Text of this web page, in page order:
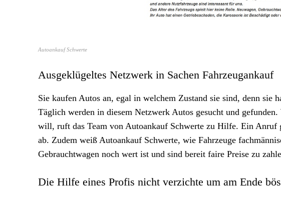
Autoankauf Schwerte
Ausgeklügeltes Netzwerk in Sachen Fahrzeugankauf
Sie kaufen Autos an, egal in welchem Zustand sie sind, denn sie
Täglich werden in diesem Netzwerk Autos gesucht und
will, ruft das Team von Autoankauf Schwerte zu Hilfe. Ein Anruf
ab. Zudem weiß Autoankauf Schwerte, wie Fahrzeuge
Gebrauchtwagen noch wert ist und sind bereit faire Preise zu
Die Hilfe eines Profis nicht verzichte um am Ende